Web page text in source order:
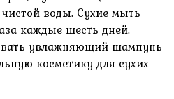
чистой воды. Сухие мыть
каждые шесть дней.
увлажняющий шампунь
косметику для сухих